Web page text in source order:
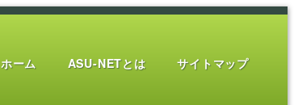
ホーム ASU-NETとは サイトマップ